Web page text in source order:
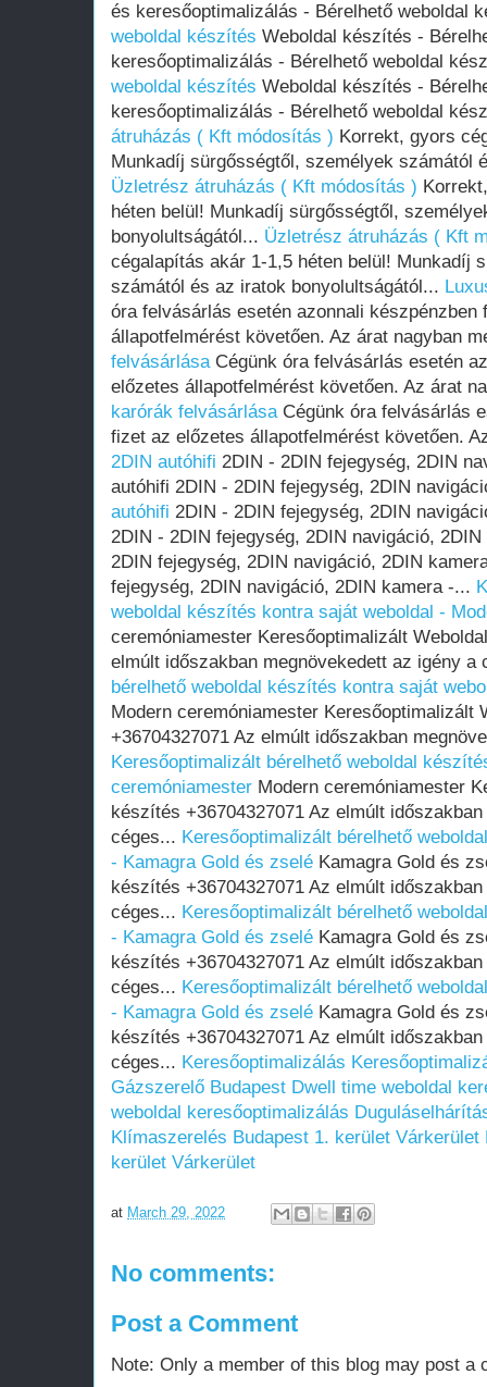
és keresőoptimalizálás - Bérelhető weboldal
weboldal készítés Weboldal készítés -
keresőoptimalizálás - Bérelhető weboldal
weboldal készítés Weboldal készítés -
keresőoptimalizálás - Bérelhető weboldal
átruházás ( Kft módosítás ) Korrekt, gyors
Munkadíj sürgősségtől, személyek számától
Üzletrész átruházás ( Kft módosítás )
héten belül! Munkadíj sürgősségtől,
bonyolultságától... Üzletrész átruházás ( Kft
cégalapítás akár 1-1,5 héten belül! Munkadíj
számától és az iratok bonyolultságától...
óra felvásárlás esetén azonnali készpénzben
állapotfelmérést követően. Az árat nagyban
felvásárlásaCégünk óra felvásárlás esetén
előzetes állapotfelmérést követően. Az árat
karórák felvásárlásaCégünk óra felvásárlás
fizet az előzetes állapotfelmérést követően.
2DIN autóhifi 2DIN - 2DIN fejegység, 2DIN
autóhifi 2DIN - 2DIN fejegység, 2DIN
autóhifi 2DIN - 2DIN fejegység, 2DIN
2DIN - 2DIN fejegység, 2DIN navigáció,
2DIN fejegység, 2DIN navigáció, 2DIN
fejegység, 2DIN navigáció, 2DIN kamera -...
weboldal készítés kontra saját weboldal -
ceremóniamester Keresőoptimalizált
elmúlt időszakban megnövekedett az igény a
bérelhető weboldal készítés kontra saját
Modern ceremóniamester Keresőoptimalizált
+36704327071 Az elmúlt időszakban
Keresőoptimalizált bérelhető weboldal
ceremóniamester Modern ceremóniamester
készítés +36704327071 Az elmúlt
céges... Keresőoptimalizált bérelhető
- Kamagra Gold és zselé Kamagra Gold és
készítés +36704327071 Az elmúlt
céges... Keresőoptimalizált bérelhető
- Kamagra Gold és zselé Kamagra Gold és
készítés +36704327071 Az elmúlt
céges... Keresőoptimalizált bérelhető
- Kamagra Gold és zselé Kamagra Gold és
készítés +36704327071 Az elmúlt
céges... Keresőoptimalizálás
Gázszerelő Budapest Dwell time weboldal
weboldal keresőoptimalizálás
Klímaszerelés Budapest 1. kerület Várkerület
kerület Várkerület
at March 29, 2022
No comments:
Post a Comment
Note: Only a member of this blog may post a